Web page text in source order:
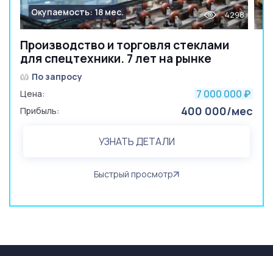
Производство и торговля стеклами
для спецтехники. 7 лет на рынке
Окупаемость: 18 мес. 4298
По запросу
Цена:
7 000 000 ₽
Прибыль: 400 000/мес
УЗНАТЬ ДЕТАЛИ
Быстрый просмотр